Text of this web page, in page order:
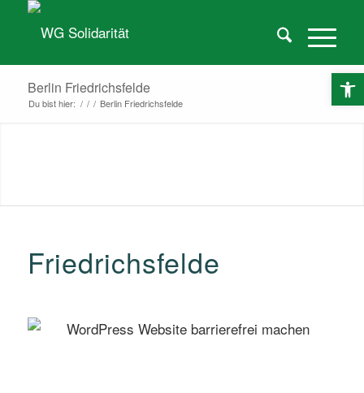
Berlin Friedrichsfelde
Du bist hier: / / / Berlin Friedrichsfelde
Friedrichsfelde